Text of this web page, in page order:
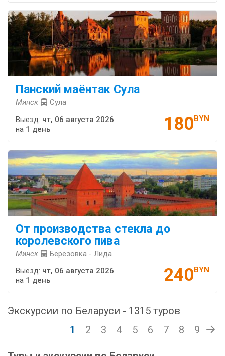
Панский маёнтак Сула
Минск Сула
180BYN
Выезд: чт, 06 августа 2026
на 1 день
От производства стекла до
королевского пива
Минск Березовка - Лида
240BYN
Выезд: чт, 06 августа 2026
на 1 день
Экскурсии по Беларуси - 1315 туров
1
2 3 4 5 6 7 8 9